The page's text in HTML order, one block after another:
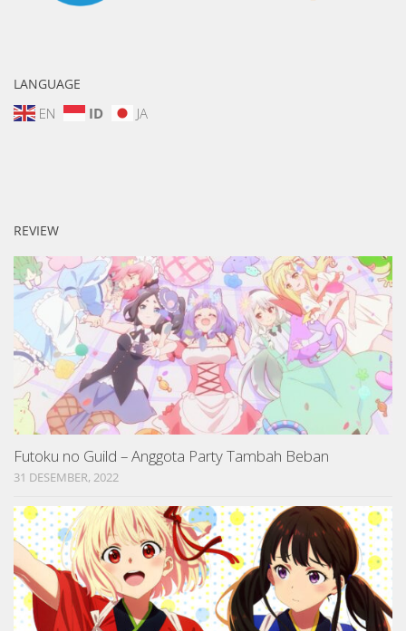
LANGUAGE
EN ID JA
REVIEW
Futoku no Guild – Anggota Party Tambah Beban
31 DESEMBER, 2022